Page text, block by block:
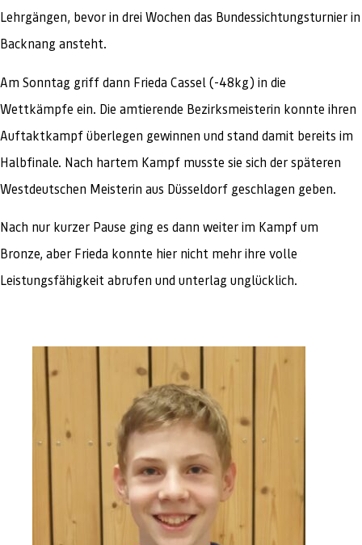
Lehrgängen, bevor in drei Wochen das Bundessichtungsturnier in
Backnang ansteht.
Am Sonntag griff dann Frieda Cassel (-48kg) in die
Wettkämpfe ein. Die amtierende Bezirksmeisterin konnte ihren
Auftaktkampf überlegen gewinnen und stand damit bereits im
Halbfinale. Nach hartem Kampf musste sie sich der späteren
Westdeutschen Meisterin aus Düsseldorf geschlagen geben.
Nach nur kurzer Pause ging es dann weiter im Kampf um
Bronze, aber Frieda konnte hier nicht mehr ihre volle
Leistungsfähigkeit abrufen und unterlag unglücklich.